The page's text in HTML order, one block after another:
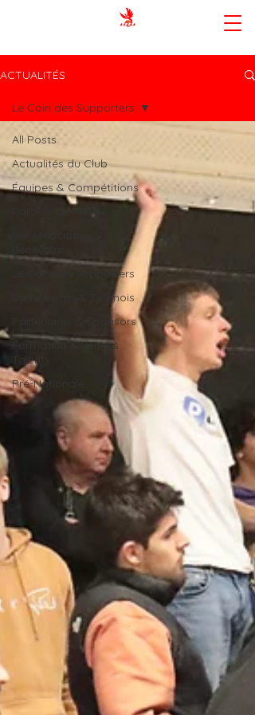
ACTUALITÉS
All Posts
Actualités du Club
Équipes & Compétitions
Paroles de Phénix
Le Coin des Supporters
Événements & Tournois
Partenaires & Sponsors
Formation & Jeunes
Talents
Pré-Nationale
Le Coin des Supporters